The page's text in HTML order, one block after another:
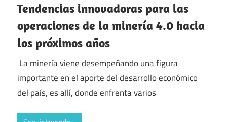
Tendencias innovadoras para las
operaciones de la minería 4.0 hacia
los próximos años
La minería viene desempeñando una figura
importante en el aporte del desarrollo económico
del país, es allí, donde enfrenta varios